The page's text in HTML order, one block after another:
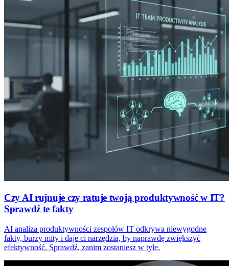
Czy AI rujnuje czy ratuje twoją produktywność w IT?
Sprawdź te fakty
AI analiza produktywności zespołów IT odkrywa niewygodne
fakty, burzy mity i daje ci narzędzia, by naprawdę zwiększyć
efektywność. Sprawdź, zanim zostaniesz w tyle.